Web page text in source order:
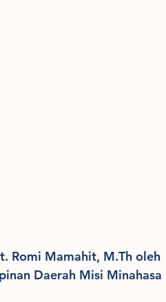
Romi Mamahit, M.Th oleh
Daerah Misi Minahasa